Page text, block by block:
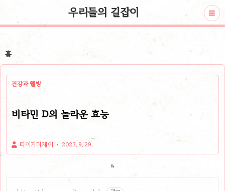
우리들의 길잡이
홈
건강과 웰빙
비타민 D의 놀라운 효능
타이거디제이 2023. 9. 29.